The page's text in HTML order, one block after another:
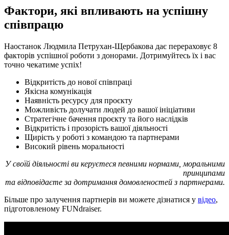
Фактори, які впливають на успішну
співпрацю
Наостанок Людмила Петрухан-Щербакова дає перераховує 8
факторів успішної роботи з донорами. Дотримуйтесь їх і вас
точно чекатиме успіх!
Відкритість до нової співпраці
Якісна комунікація
Наявність ресурсу для проєкту
Можливість долучати людей до вашої ініціативи
Стратегічне бачення проєкту та його наслідків
Відкритість і прозорість вашої діяльності
Щирість у роботі з командою та партнерами
Високий рівень моральності
У своїй діяльності ви керуєтеся певними нормами, моральними
принципами
та відповідаєте за дотримання домовленостей з партнерами.
Більше про залучення партнерів ви можете дізнатися у відео,
підготовленому FUNdraiser.